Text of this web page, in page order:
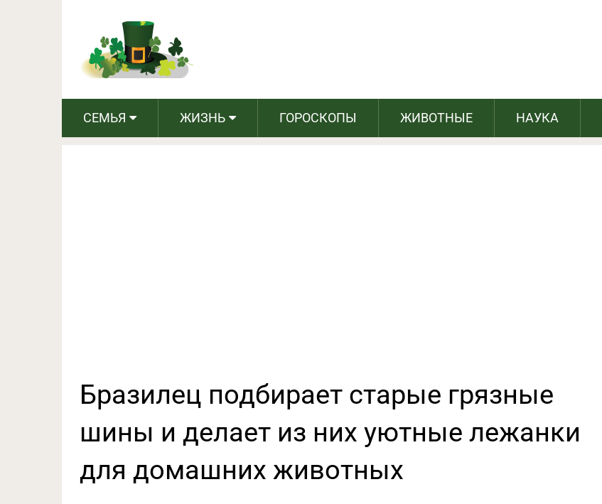
СЕМЬЯ ЖИЗНЬ ГОРОСКОПЫ ЖИВОТНЫЕ НАУКА
Бразилец подбирает старые грязные
шины и делает из них уютные лежанки
для домашних животных